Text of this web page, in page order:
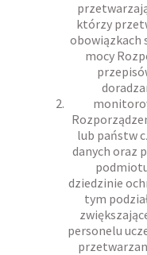
którzy
obowiązkach
mocy
lub państw
danych oraz
dziedzinie
tym
personelu